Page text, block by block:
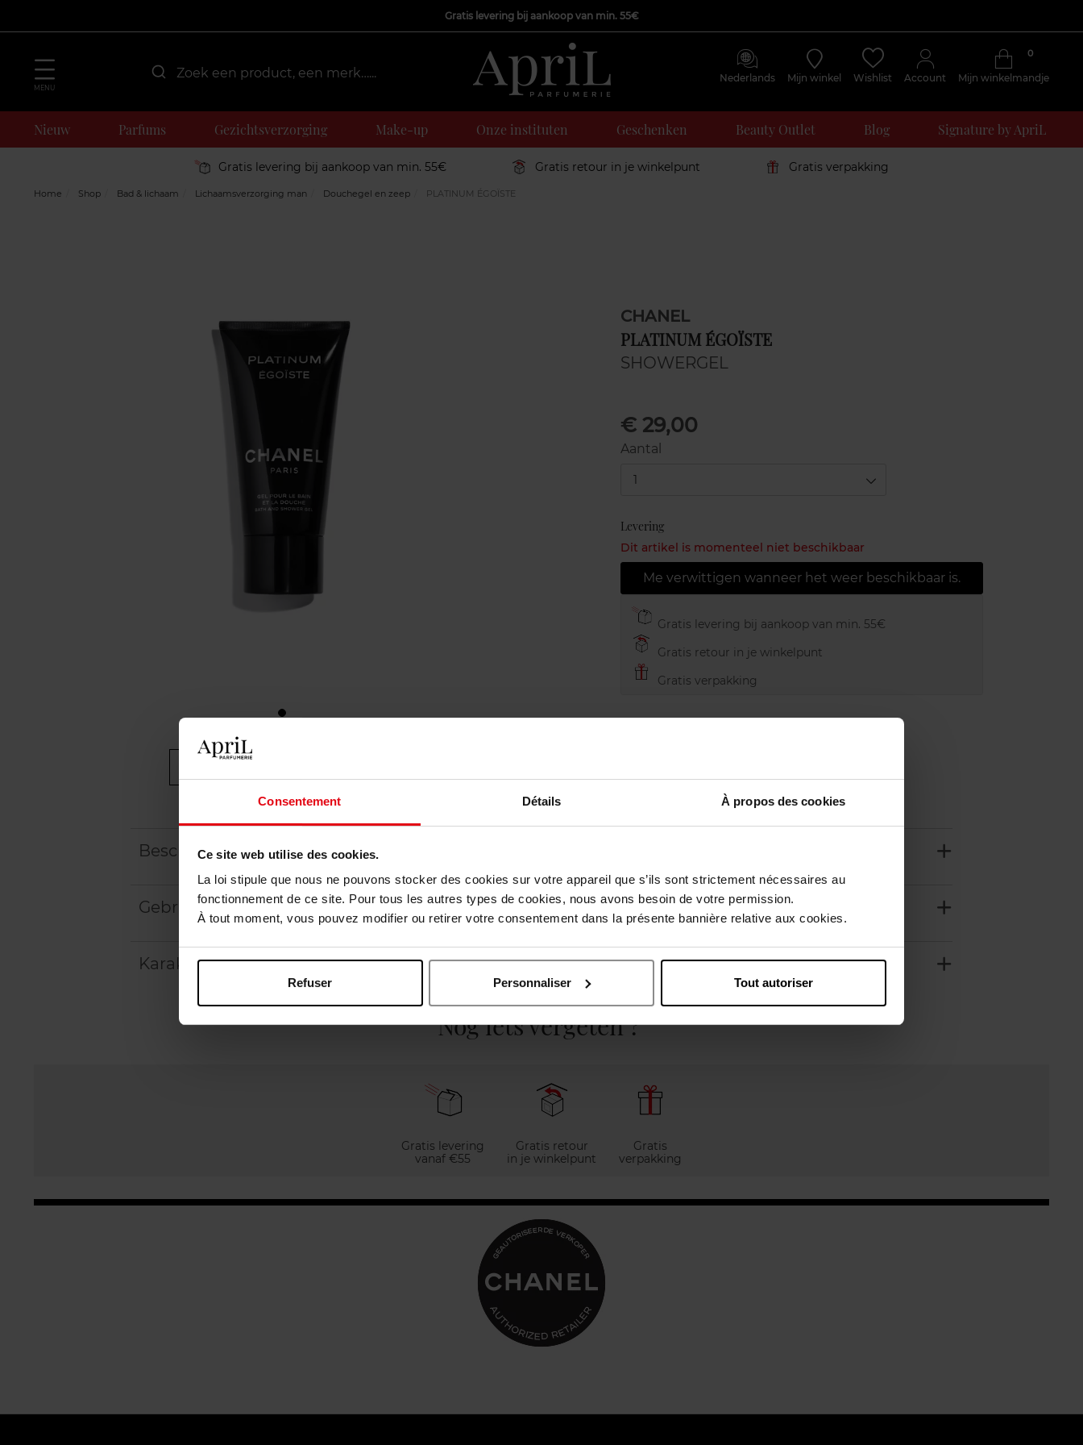
Consentement Détails À propos des cookies
Ce site web utilise des cookies.
La loi stipule que nous ne pouvons stocker des cookies sur votre appareil que s’ils sont strictement nécessaires au
fonctionnement de ce site. Pour tous les autres types de cookies, nous avons besoin de votre permission.
À tout moment, vous pouvez modifier ou retirer votre consentement dans la présente bannière relative aux cookies.
Refuser Personnaliser Tout autoriser
Gratis levering bij aankoop van min. 55€
MENU
Nederlands Mijn winkel Wishlist Account Mijn winkelmandje
0
Nieuw Parfums Gezichtsverzorging Make-up Onze instituten Geschenken Beauty Outlet Blog Signature by ApriL
Gratis levering bij aankoop van min. 55€ Gratis retour in je winkelpunt Gratis verpakking
Home Shop Bad & lichaam Lichaamsverzorging man Douchegel en zeep PLATINUM ÉGOÏSTE
CHANEL
PLATINUM ÉGOÏSTE
SHOWERGEL
€ 29,00
Aantal
1
Levering
Dit artikel is momenteel niet beschikbaar
Me verwittigen wanneer het weer beschikbaar is.
Gratis levering bij aankoop van min. 55€
Gratis retour in je winkelpunt
Gratis verpakking
Beschrijving
Gebruiksadvies
Karakteristieken
Nog iets vergeten ?
Gratis levering
vanaf €55
Gratis retour
in je winkelpunt
Gratis
verpakking